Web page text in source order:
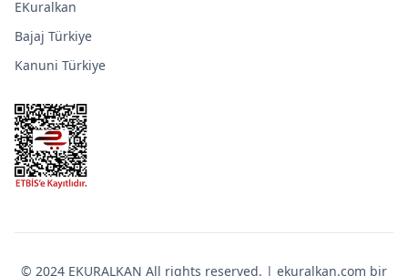
EKuralkan
Bajaj Türkiye
Kanuni Türkiye
© 2024 EKURALKAN All rights reserved. | ekuralkan.com bir